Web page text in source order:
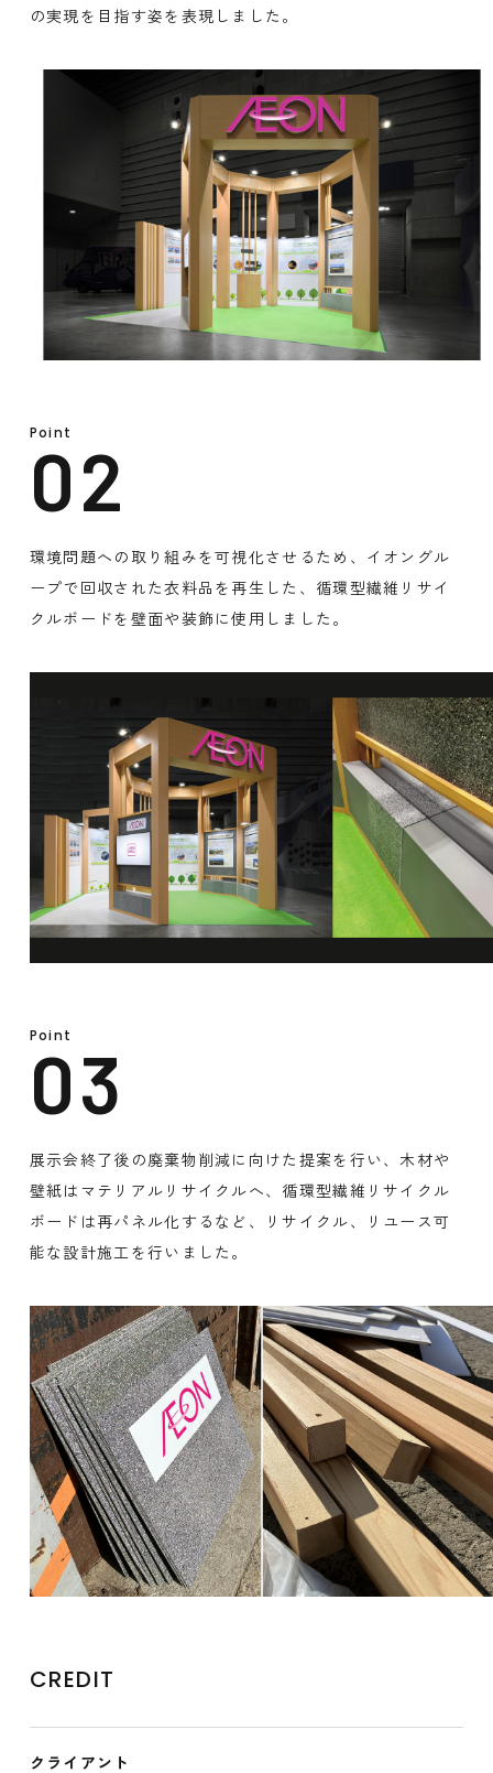
の実現を目指す姿を表現しました。
Point
環境問題への取り組みを可視化させるため、イオングル
ープで回収された衣料品を再生した、循環型繊維リサイ
クルボードを壁面や装飾に使用しました。
Point
展示会終了後の廃棄物削減に向けた提案を行い、木材や
壁紙はマテリアルリサイクルへ、循環型繊維リサイクル
ボードは再パネル化するなど、リサイクル、リユース可
能な設計施工を行いました。
CREDIT
クライアント